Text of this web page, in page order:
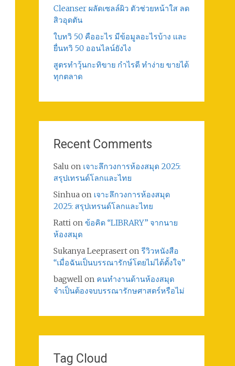
Cleanser ผลัดเซลล์ผิว ตัวช่วยหน้าใส ลด
สิวอุดตัน
ใบทวิ 50 คืออะไร มีข้อมูลอะไรบ้าง และ
ยื่นทวิ 50 ออนไลน์ยังไง
สูตรทําวุ้นกะทิขาย กำไรดี ทำง่าย ขายได้
ทุกตลาด
Recent Comments
Salu on เจาะลึกวงการห้องสมุด 2025:
สรุปเทรนด์โลกและไทย
Sinhuaon เจาะลึกวงการห้องสมุด
2025: สรุปเทรนด์โลกและไทย
Rattion ข้อคิด “LIBRARY” จากนาย
ห้องสมุด
Sukanya Leepraserton รีวิวหนังสือ
“เมื่อฉันเป็นบรรณารักษ์โดยไม่ได้ตั้งใจ”
bagwellon คนทำงานด้านห้องสมุด
จำเป็นต้องจบบรรณารักษศาสตร์หรือไม่
Tag Cloud